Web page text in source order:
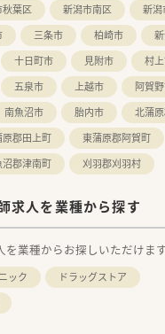
アイメージ】
グラムや勉強会が充実しており
キルアップを会社全体で手厚く
して経験を積んだ後は、個々の希
などの本部業務へ挑戦すること
支援制度やeラーニング、大手
より、高度な専門性を働きながら
葉区 新潟市南区
新潟
三条市 柏崎市
十日町市 見附市 村
五泉市 上越市
阿賀
南魚沼市 胎内市
北蒲
原郡田上町
東蒲原郡阿賀町
沼郡津南町 刈羽郡刈羽村
求人を業種から探す
業種からお探しいただけます
ック
ドラッグストア